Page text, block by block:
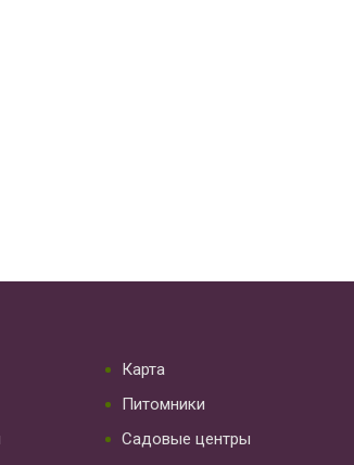
Карта
Питомники
Садовые центры